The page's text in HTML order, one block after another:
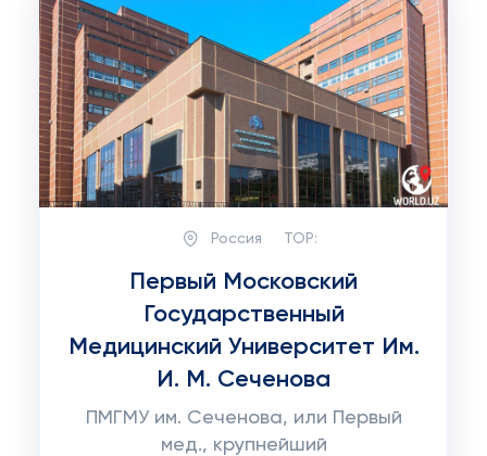
Россия TOP:
Первый Московский
Государственный
Медицинский Университет Им.
И. М. Сеченова
ПМГМУ им. Сеченова, или Первый
мед., крупнейший